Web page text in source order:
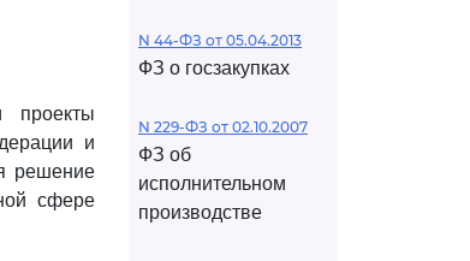
проекты
и
решение
сфере
N 44-ФЗ от 05.04.2013
ФЗ о госзакупках
N 229-ФЗ от 02.10.2007
ФЗ об
исполнительном
производстве